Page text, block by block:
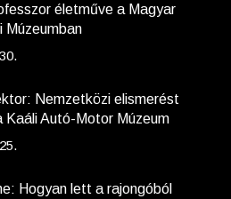
életműve a Magyar
Múzeumban
Nemzetközi elismerést
Kaáli Autó-Motor Múzeum
Hogyan lett a rajongóból